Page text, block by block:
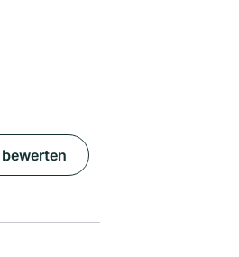
bewerten